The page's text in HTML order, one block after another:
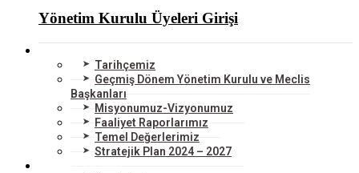
Yönetim Kurulu Üyeleri Girişi
Tarihçemiz
Geçmiş Dönem Yönetim Kurulu ve Meclis
Başkanları
Misyonumuz-Vizyonumuz
Faaliyet Raporlarımız
Temel Değerlerimiz
Stratejik Plan 2024 – 2027